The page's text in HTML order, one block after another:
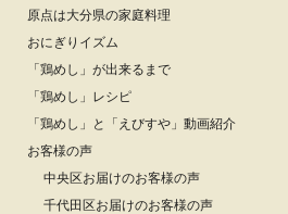
原点は大分県の家庭料理
おにぎりイズム
「鶏めし」が出来るまで
「鶏めし」レシピ
「鶏めし」と「えびすや」動画紹介
お客様の声
中央区お届けのお客様の声
千代田区お届けのお客様の声